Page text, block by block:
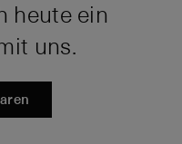
heute ein
uns.